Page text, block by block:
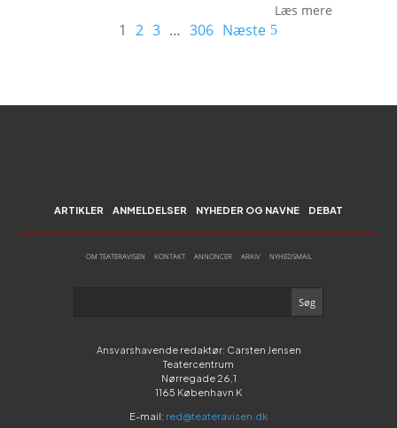
Læs mere
1 2 3 … 306 Næste
ARTIKLER ANMELDELSER NYHEDER OG NAVNE DEBAT
OM TEATERAVISEN KONTAKT ANNONCER ARKIV NYHEDSMAIL
Ansvarshavende redaktør: Carsten Jensen
Teatercentrum
Nørregade 26,1
1165 København K
E-mail: red@teateravisen.dk